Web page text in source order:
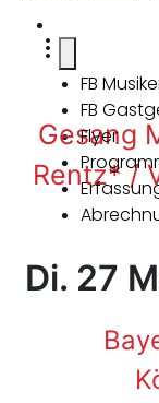
FB
FB
Flyer
Gesang
Rentz* /
Di. 27